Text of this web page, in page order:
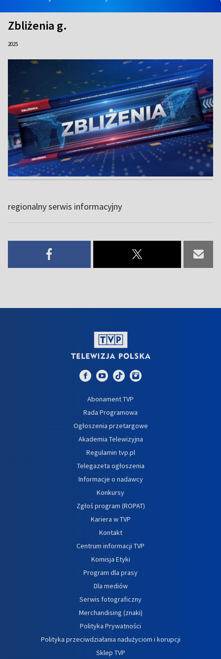
Zbliżenia g.
2025
regionalny serwis informacyjny
Abonament TVP
Rada Programowa
Ogłoszenia przetargowe
Akademia Telewizyjna
Regulamin tvp.pl
Telegazeta ogłoszenia
Informacje o nadawcy
Konkursy
Zgłoś program (ROPAT)
Kariera w TVP
Kontakt
Centrum informacji TVP
Komisja Etyki
Program dla prasy
Dla mediów
Serwis fotograficzny
Merchandising (znaki)
Polityka Prywatności
Polityka przeciwdziałania nadużyciom i korupcji
Sklep TVP